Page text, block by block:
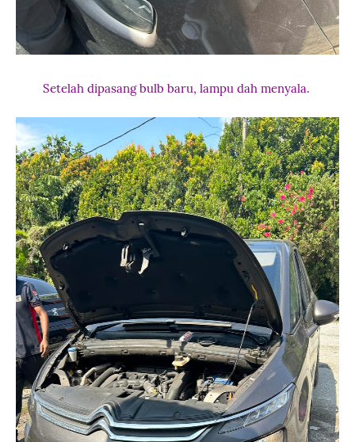
Setelah dipasang bulb baru, lampu dah menyala.